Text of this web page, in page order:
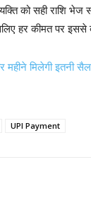
व्यक्ति को सही
हर कीमत पर इससे
मिलेगी इतनी
UPI Payment